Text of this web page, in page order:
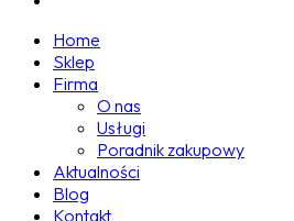
Home
Sklep
Firma
O nas
Usługi
Poradnik zakupowy
Aktualności
Blog
Kontakt